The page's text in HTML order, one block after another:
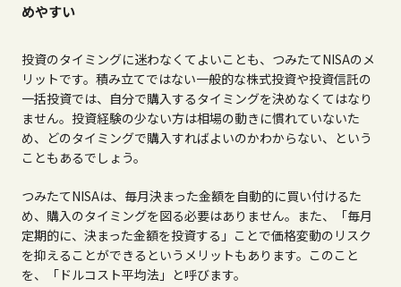
めやすい
投資のタイミングに迷わなくてよいことも、つみたてNISAのメ
リットです。積み立てではない一般的な株式投資や投資信託の
一括投資では、自分で購入するタイミングを決めなくてはなり
ません。投資経験の少ない方は相場の動きに慣れていないた
め、どのタイミングで購入すればよいのかわからない、という
こともあるでしょう。
つみたてNISAは、毎月決まった金額を自動的に買い付けるた
め、購入のタイミングを図る必要はありません。また、「毎月
定期的に、決まった金額を投資する」ことで価格変動のリスク
を抑えることができるというメリットもあります。このこと
を、「ドルコスト平均法」と呼びます。